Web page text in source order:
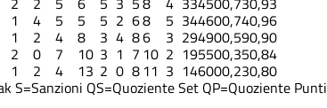
1 4 5 5 5 2 68 5 344600,740,96
1 2 4 8 3 4 86 3 294900,590,90
2 0 7 10 3 1 7 10 2 195500,350,84
1 2 4 13 2 0 8 11 3 146000,230,80
S=Sanzioni QS=Quoziente Set QP=Quoziente Punti